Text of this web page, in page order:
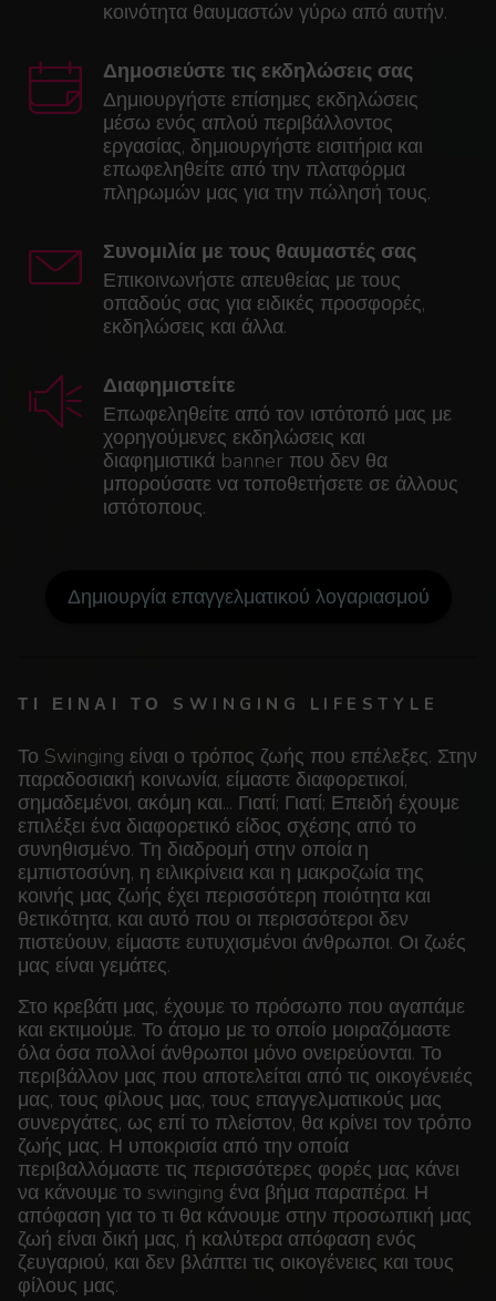
κοινότητα θαυμαστών γύρω από αυτήν.
Δημοσιεύστε τις εκδηλώσεις σας
Δημιουργήστε επίσημες εκδηλώσεις
μέσω ενός απλού περιβάλλοντος
εργασίας, δημιουργήστε εισιτήρια και
επωφεληθείτε από την πλατφόρμα
πληρωμών μας για την πώλησή τους.
Συνομιλία με τους θαυμαστές σας
Επικοινωνήστε απευθείας με τους
οπαδούς σας για ειδικές προσφορές,
εκδηλώσεις και άλλα.
Διαφημιστείτε
Επωφεληθείτε από τον ιστότοπό μας με
χορηγούμενες εκδηλώσεις και
διαφημιστικά banner που δεν θα
μπορούσατε να τοποθετήσετε σε άλλους
ιστότοπους.
Δημιουργία επαγγελματικού λογαριασμού
ΤΙ ΕΊΝΑΙ ΤΟ SWINGING LIFESTYLE
Το Swinging είναι ο τρόπος ζωής που επέλεξες. Στην
παραδοσιακή κοινωνία, είμαστε διαφορετικοί,
σημαδεμένοι, ακόμη και... Γιατί; Γιατί; Επειδή έχουμε
επιλέξει ένα διαφορετικό είδος σχέσης από το
συνηθισμένο. Τη διαδρομή στην οποία η
εμπιστοσύνη, η ειλικρίνεια και η μακροζωία της
κοινής μας ζωής έχει περισσότερη ποιότητα και
θετικότητα, και αυτό που οι περισσότεροι δεν
πιστεύουν, είμαστε ευτυχισμένοι άνθρωποι. Οι ζωές
μας είναι γεμάτες.
Στο κρεβάτι μας, έχουμε το πρόσωπο που αγαπάμε
και εκτιμούμε. Το άτομο με το οποίο μοιραζόμαστε
όλα όσα πολλοί άνθρωποι μόνο ονειρεύονται. Το
περιβάλλον μας που αποτελείται από τις οικογένειές
μας, τους φίλους μας, τους επαγγελματικούς μας
συνεργάτες, ως επί το πλείστον, θα κρίνει τον τρόπο
ζωής μας. Η υποκρισία από την οποία
περιβαλλόμαστε τις περισσότερες φορές μας κάνει
να κάνουμε το swinging ένα βήμα παραπέρα. Η
απόφαση για το τι θα κάνουμε στην προσωπική μας
ζωή είναι δική μας, ή καλύτερα απόφαση ενός
ζευγαριού, και δεν βλάπτει τις οικογένειες και τους
φίλους μας.